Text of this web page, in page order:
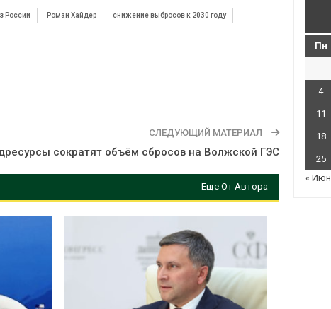
России Роман Хайдер снижение выбросов к 2030 году
СЛЕДУЮЩИЙ МАТЕРИАЛ
сократят объём сбросов на Волжской ГЭС
Еще От Автора
Пн
4
11
18
25
« Июн